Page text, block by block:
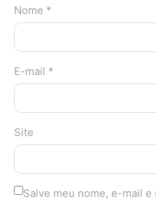
Nome *
E-mail *
Site
Salve meu nome, e-mail